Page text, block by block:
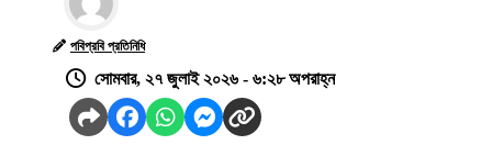
পবিপ্রবি প্রতিনিধি
সোমবার, ২৭ জুলাই ২০২৬ - ৬:২৮ অপরাহ্ন